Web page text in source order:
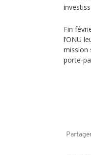
Fin
l’ONU
mission
porte-